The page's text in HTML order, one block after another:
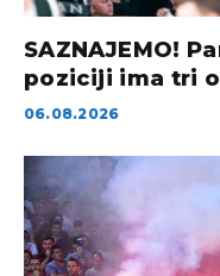
SAZNAJEMO!
poziciji ima tri
06.08.2026